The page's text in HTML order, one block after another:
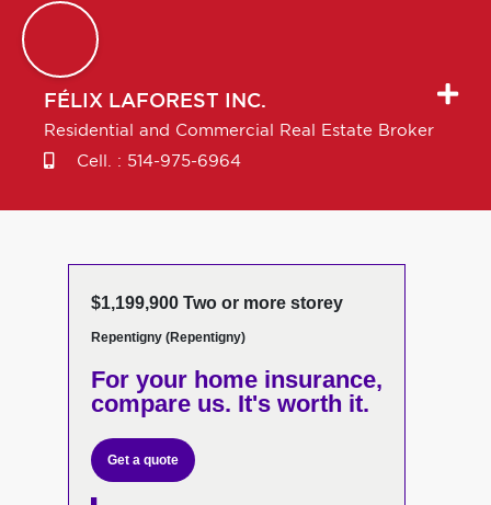
FÉLIX LAFOREST INC.
Residential and Commercial Real Estate Broker
Cell. : 514-975-6964
$1,199,900 Two or more storey
Repentigny (Repentigny)
For your home insurance,
compare us. It's worth it.
Get a quote